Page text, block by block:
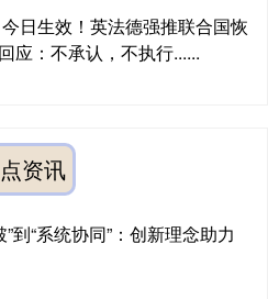
日生效！英法德强推联合国恢
应：不承认，不执行......
资讯
到“系统协同”：创新理念助力